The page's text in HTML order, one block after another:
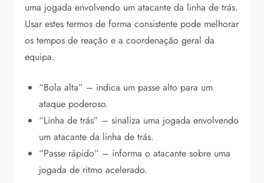
uma jogada envolvendo um atacante da linha de trás.
Usar estes termos de forma consistente pode melhorar
os tempos de reação e a coordenação geral da
equipa.
“Bola alta” – indica um passe alto para um
ataque poderoso.
“Linha de trás” – sinaliza uma jogada envolvendo
um atacante da linha de trás.
“Passe rápido” – informa o atacante sobre uma
jogada de ritmo acelerado.